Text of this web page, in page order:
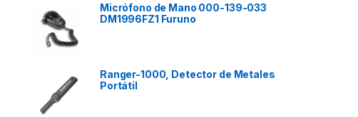
Micrófono de Mano 000-139-033
DM1996FZ1 Furuno
Ranger-1000, Detector de Metales
Portátil